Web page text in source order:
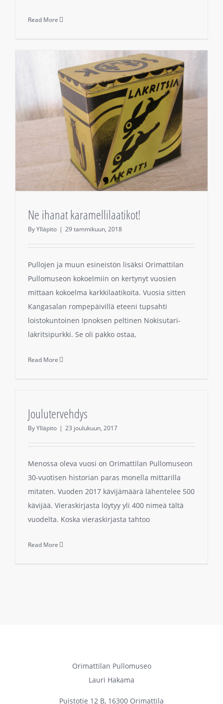
Read More
Ne ihanat karamellilaatikot!
ByYlläpito | 29 tammikuun, 2018
Pullojen ja muun esineistön lisäksi Orimattilan
Pullomuseon kokoelmiin on kertynyt vuosien
mittaan kokoelma karkkilaatikoita. Vuosia sitten
Kangasalan rompepäivillä eteeni tupsahti
loistokuntoinen Ipnoksen peltinen Nokisutari-
lakritsipurkki. Se oli pakko ostaa,
Read More
Joulutervehdys
ByYlläpito | 23 joulukuun, 2017
Menossa oleva vuosi on Orimattilan Pullomuseon
30-vuotisen historian paras monella mittarilla
mitaten. Vuoden 2017 kävijämäärä lähentelee 500
kävijää. Vieraskirjasta löytyy yli 400 nimeä tältä
vuodelta. Koska vieraskirjasta tahtoo
Read More
Orimattilan Pullomuseo
Lauri Hakama
Puistotie 12 B, 16300 Orimattila